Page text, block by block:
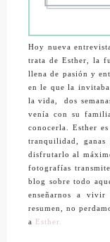
Hoy nueva
trata de Esther, la
llena de pasión y
en le que la
la vida, dos
venía con su
conocerla. Esther
tranquilidad,
disfrutarlo al
fotografías
blog sobre todo
enseñarnos a
resumen, no
a
Esther.